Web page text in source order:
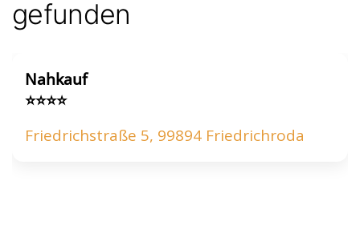
gefunden
Nahkauf
⭐⭐⭐⭐
Friedrichstraße 5, 99894 Friedrichroda